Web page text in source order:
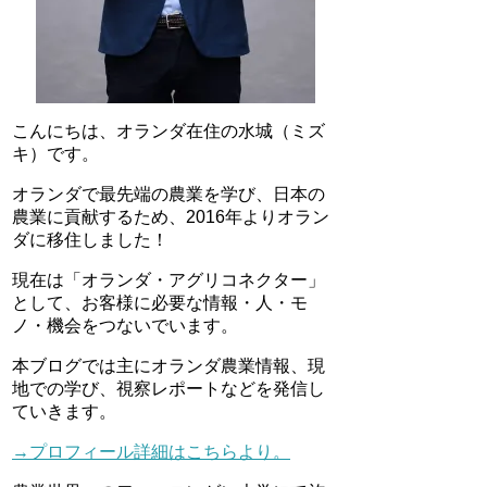
こんにちは、オランダ在住の水城（ミズ
キ）です。
オランダで最先端の農業を学び、日本の
農業に貢献するため、2016年よりオラン
ダに移住しました！
現在は「オランダ・アグリコネクター」
として、お客様に必要な情報・人・モ
ノ・機会をつないでいます。
本ブログでは主にオランダ農業情報、現
地での学び、視察レポートなどを発信し
ていきます。
→プロフィール詳細はこちらより。